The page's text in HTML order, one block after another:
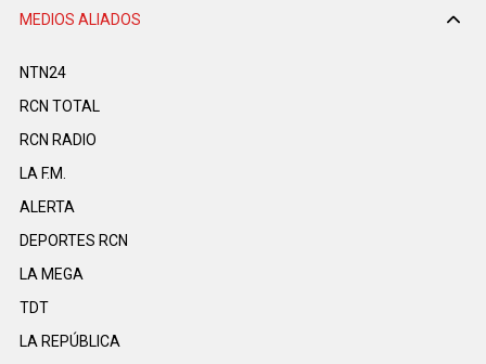
MEDIOS ALIADOS
NTN24
RCN TOTAL
RCN RADIO
LA F.M.
ALERTA
DEPORTES RCN
LA MEGA
TDT
LA REPÚBLICA